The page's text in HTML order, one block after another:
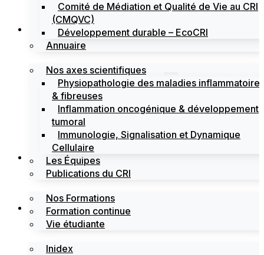
Comité de Médiation et Qualité de Vie au CRI
(CMQVC)
Développement durable – EcoCRI
Annuaire
Recherche
Nos axes scientifiques
Physiopathologie des maladies inflammatoires
& fibreuses
Inflammation oncogénique & développement
tumoral
Immunologie, Signalisation et Dynamique
Cellulaire
Les Équipes
Publications du CRI
Formations
Nos Formations
Formation continue
Vie étudiante
Labels
Inidex